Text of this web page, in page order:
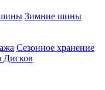
Зимние шины
Сезонное хранение
Дисков